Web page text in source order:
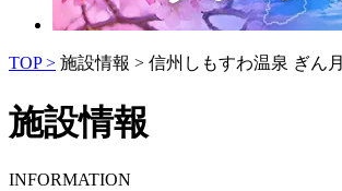
TOP > 施設情報 > 信州しもすわ温泉 ぎん月
施設情報
INFORMATION